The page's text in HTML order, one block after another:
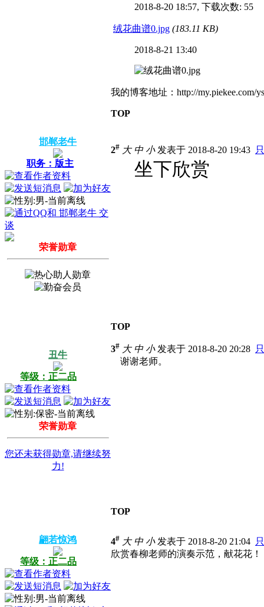
2018-8-20 18:57, 下载次数: 55
绒花曲谱0.jpg (183.11 KB)
2018-8-21 13:40
我的博客地址：http://my.piekee.com/
TOP
邯郸老牛
职务：版主
荣誉勋章
2# 大 中 小发表于 2018-8-20 19:43
坐下欣赏
TOP
丑牛
等级：正二品
荣誉勋章
您还未获得勋章,请继续努
力!
3# 大 中 小发表于 2018-8-20 20:28
谢谢老师。
TOP
翩若惊鸿
等级：正二品
4# 大 中 小发表于 2018-8-20 21:04
欣赏春柳老师的演奏示范，献花花！